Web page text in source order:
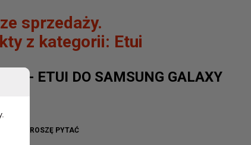
sprzedaży.
z kategorii: Etui
- ETUI DO SAMSUNG GALAXY
- PROSZĘ PYTAĆ